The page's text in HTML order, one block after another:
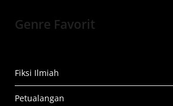
Genre Favorit
Fiksi Ilmiah
Petualangan